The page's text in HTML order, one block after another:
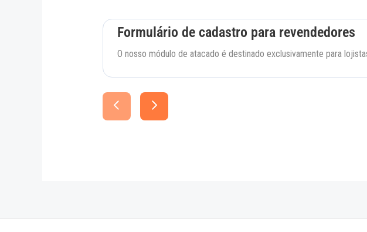
Formulário de cadastro para revendedores
O nosso módulo de atacado é destinado exclusivamente para